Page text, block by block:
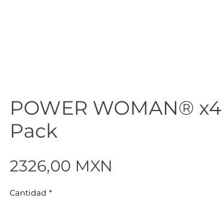
POWER WOMAN® x4
Pack
2326,00 MXN
Cantidad *